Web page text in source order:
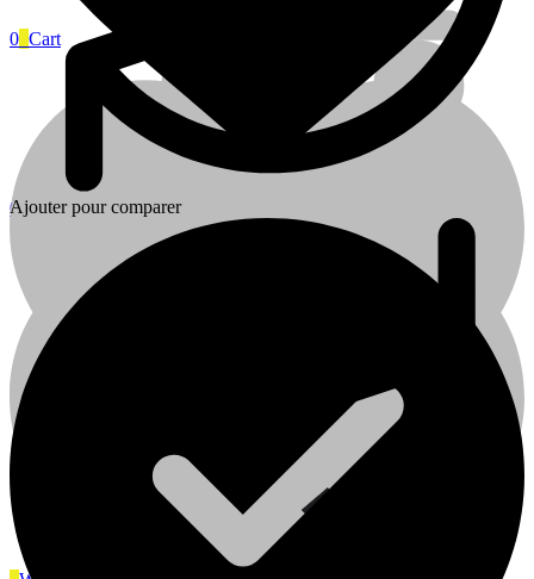
Piles
00Cart
Plomberie
0 Cart
Ajouter pour comparer